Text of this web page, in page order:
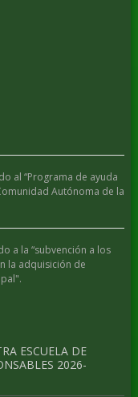
al “Programa de ayuda
Autónoma de la
a la “subvención a los
la adquisición de
ESCUELA DE
2026-